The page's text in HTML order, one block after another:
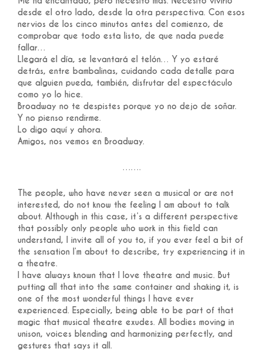
desde el otro lado, desde la otra perspectiva. Con esos
nervios de los cinco minutos antes del comienzo, de
comprobar que todo esta listo, de que nada puede
fallar…
Llegará el día, se levantará el telón… Y yo estaré
detrás, entre bambalinas, cuidando cada detalle para
que alguien pueda, también, disfrutar del espectáculo
como yo lo hice.
Broadway no te despistes porque yo no dejo de soñar.
Y no pienso rendirme.
Lo digo aquí y ahora.
Amigos, nos vemos en Broadway.
…….
The people, who have never seen a musical or are not
interested, do not know the feeling I am about to talk
about. Although in this case, it’s a different perspective
that possibly only people who work in this field can
understand, I invite all of you to, if you ever feel a bit of
the sensation I’m about to describe, try experiencing it in
a theatre.
I have always known that I love theatre and music. But
putting all that into the same container and shaking it, is
one of the most wonderful things I have ever
experienced. Especially, being able to be part of that
magic that musical theatre exudes. All bodies moving in
unison, voices blending and harmonizing perfectly, and
gestures that says it all.